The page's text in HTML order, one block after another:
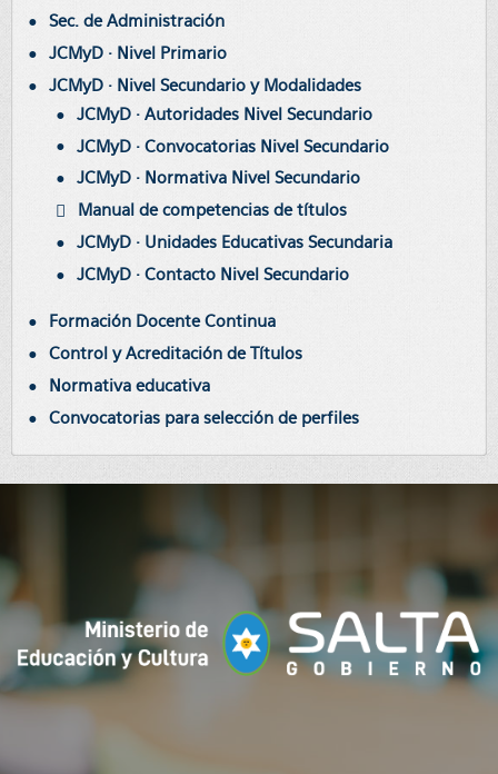
Sec. de Administración
JCMyD · Nivel Primario
JCMyD · Nivel Secundario y Modalidades
JCMyD · Autoridades Nivel Secundario
JCMyD · Convocatorias Nivel Secundario
JCMyD · Normativa Nivel Secundario
Manual de competencias de títulos
JCMyD · Unidades Educativas Secundaria
JCMyD · Contacto Nivel Secundario
Formación Docente Continua
Control y Acreditación de Títulos
Normativa educativa
Convocatorias para selección de perfiles